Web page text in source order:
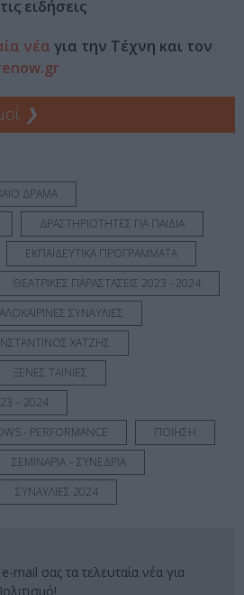
ειδήσεις
νέα για την Τέχνη και τον
❯
ΔΡΑΜΑ
ΔΡΑΣΤΗΡΙΟΤΗΤΕΣ ΓΙΑ ΠΑΙΔΙΑ
ΕΚΠΑΙΔΕΥΤΙΚΑ ΠΡΟΓΡΑΜΜΑΤΑ
ΘΕΑΤΡΙΚΕΣ ΠΑΡΑΣΤΑΣΕΙΣ 2023 - 2024
ΣΥΝΑΥΛΙΕΣ
ΧΑΤΖΗΣ
ΞΕΝΕΣ ΤΑΙΝΙΕΣ
– 2024
- PERFORMANCE
ΠΟΙΗΣΗ
ΣΕΜΙΝΑΡΙΑ – ΣΥΝΕΔΡΙΑ
ΣΥΝΑΥΛΙΕΣ 2024
mail σας τα τελευταία νέα για